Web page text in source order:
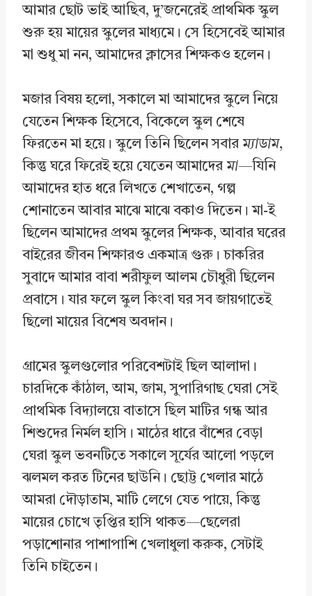
আমার ছোট ভাই আছিব, দু’জনেরেই প্রাথমিক স্কুল
শুরু হয় মায়ের স্কুলের মাধ্যমে। সে হিসেবেই আমার
মা শুধু মা নন, আমাদের ক্লাসের শিক্ষকও হলেন।
মজার বিষয় হলো, সকালে মা আমাদের স্কুলে নিয়ে
যেতেন শিক্ষক হিসেবে, বিকেলে স্কুল শেষে
ফিরতেন মা হয়ে। স্কুলে তিনি ছিলেন সবার ম্যাডাম,
কিন্তু ঘরে ফিরেই হয়ে যেতেন আমাদের মা—যিনি
আমাদের হাত ধরে লিখতে শেখাতেন, গল্প
শোনাতেন আবার মাঝে মাঝে বকাও দিতেন। মা-ই
ছিলেন আমাদের প্রথম স্কুলের শিক্ষক, আবার ঘরের
বাইরের জীবন শিক্ষারও একমাত্র গুরু। চাকরির
সুবাদে আমার বাবা শরীফুল আলম চৌধুরী ছিলেন
প্রবাসে। যার ফলে স্কুল কিংবা ঘর সব জায়গাতেই
ছিলো মায়ের বিশেষ অবদান।
গ্রামের স্কুলগুলোর পরিবেশটাই ছিল আলাদা।
চারদিকে কাঁঠাল, আম, জাম, সুপারিগাছ ঘেরা সেই
প্রাথমিক বিদ্যালয়ে বাতাসে ছিল মাটির গন্ধ আর
শিশুদের নির্মল হাসি। মাঠের ধারে বাঁশের বেড়া
ঘেরা স্কুল ভবনটিতে সকালে সূর্যের আলো পড়লে
ঝলমল করত টিনের ছাউনি। ছোট্ট খেলার মাঠে
আমরা দৌড়াতাম, মাটি লেগে যেত পায়ে, কিন্তু
মায়ের চোখে তৃপ্তির হাসি থাকত—ছেলেরা
পড়াশোনার পাশাপাশি খেলাধুলা করুক, সেটাই
তিনি চাইতেন।